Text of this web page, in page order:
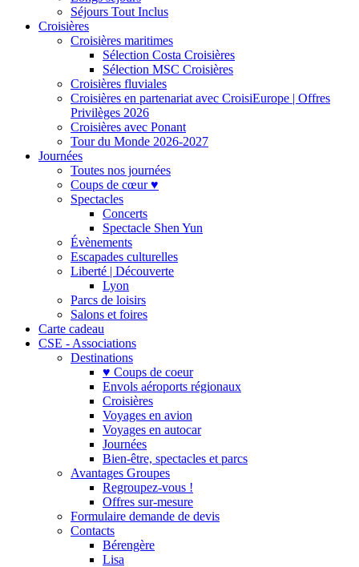
Séjours Tout Inclus
Croisières
Croisières maritimes
Sélection Costa Croisières
Sélection MSC Croisières
Croisières fluviales
Croisières en partenariat avec CroisiEurope | Offres
Privilèges 2026
Croisières avec Ponant
Tour du Monde 2026-2027
Journées
Toutes nos journées
Coups de cœur ♥
Spectacles
Concerts
Spectacle Shen Yun
Évènements
Escapades culturelles
Liberté | Découverte
Lyon
Parcs de loisirs
Salons et foires
Carte cadeau
CSE - Associations
Destinations
♥ Coups de coeur
Envols aéroports régionaux
Croisières
Voyages en avion
Voyages en autocar
Journées
Bien-être, spectacles et parcs
Avantages Groupes
Regroupez-vous !
Offres sur-mesure
Formulaire demande de devis
Contacts
Bérengère
Lisa